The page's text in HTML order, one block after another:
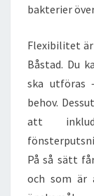
bakterier
Flexibilitet
Båstad. Du
ska utföras
behov.
att
På så sätt
och som är